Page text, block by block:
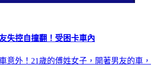
失控自撞翻！受困卡車內
意外！21歲的傅姓女子，開著男友的車，